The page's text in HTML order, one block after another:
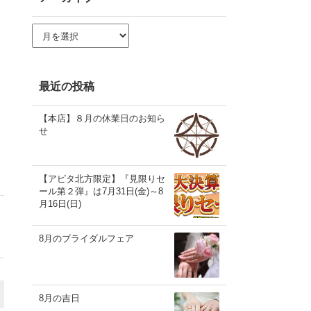
ー
ブ
最近の投稿
【本店】８月の休業日のお知ら
せ
【アピタ北方限定】『見限りセ
ール第２弾』は7月31日(金)～8
月16日(日)
8月のブライダルフェア
8月の吉日